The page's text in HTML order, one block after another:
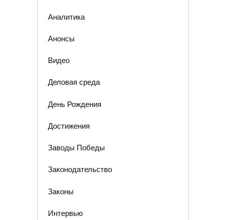
Аналитика
Анонсы
Видео
Деловая среда
День Рождения
Достижения
Заводы Победы
Законодательство
Законы
Интервью